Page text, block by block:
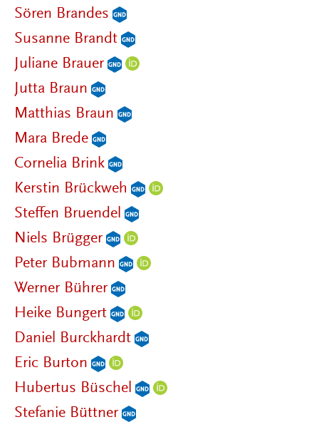
Sören Brandes
Susanne Brandt
Juliane Brauer
Jutta Braun
Matthias Braun
Mara Brede
Cornelia Brink
Kerstin Brückweh
Steffen Bruendel
Niels Brügger
Peter Bubmann
Werner Bührer
Heike Bungert
Daniel Burckhardt
Eric Burton
Hubertus Büschel
Stefanie Büttner